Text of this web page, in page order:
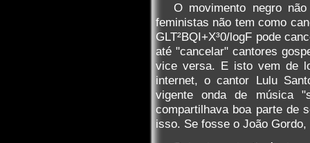
O movimento negro
feministas não tem como
GLT²BQI+X³0/logF pode
até "cancelar" cantores
vice versa. E isto vem de
internet, o cantor Lulu
vigente onda de música
compartilhava boa parte de
isso. Se fosse o João